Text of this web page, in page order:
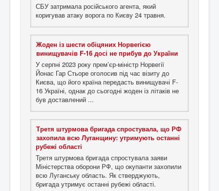
СБУ затримала російського агента, який
коригував атаку ворога по Києву 24 травня.
Жоден із шести обіцяних Норвегією
винищувачів F-16 досі не прибув до України
У серпні 2023 року прем’єр-міністр Норвегії
Йонас Гар Стьоре оголосив під час візиту до
Києва, що його країна передасть винищувачі F-
16 Україні, однак до сьогодні жоден із літаків не
був доставлений ...
Третя штурмова бригада спростувала, що РФ
захопила всю Луганщину: утримують останні
рубежі області
Третя штурмова бригада спростувала заяви
Міністерства оборони РФ, що окупанти захопили
всю Луганську область. Як стверджують,
бригада утримує останні рубежі області.